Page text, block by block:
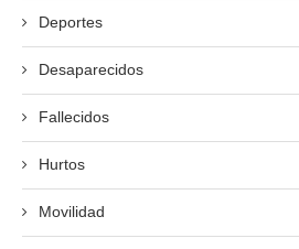
Deportes
Desaparecidos
Fallecidos
Hurtos
Movilidad